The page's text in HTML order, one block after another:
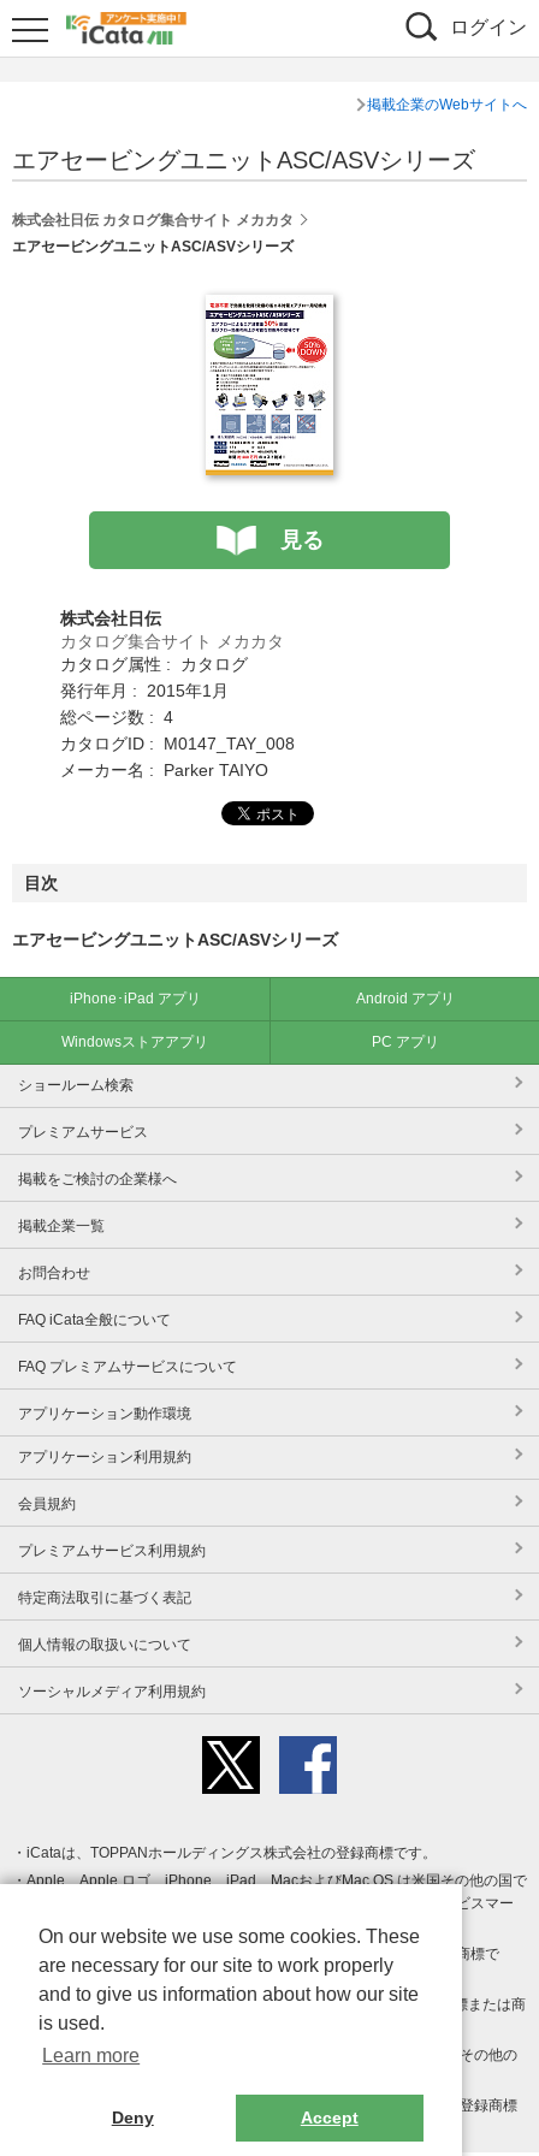
ログイン
掲載企業のWebサイトへ
エアセービングユニットASC/ASVシリーズ
株式会社日伝 カタログ集合サイト メカカタ
エアセービングユニットASC/ASVシリーズ
見る
株式会社日伝
カタログ集合サイト メカカタ
カタログ属性 : カタログ
発行年月 : 2015年1月
総ページ数 : 4
カタログID : M0147_TAY_008
メーカー名 : Parker TAIYO
目次
エアセービングユニットASC/ASVシリーズ
iPhone･iPad アプリ Android アプリ
Windowsストアアプリ PC アプリ
ショールーム検索
プレミアムサービス
掲載をご検討の企業様へ
掲載企業一覧
お問合わせ
FAQ iCata全般について
FAQ プレミアムサービスについて
アプリケーション動作環境
アプリケーション利用規約
会員規約
プレミアムサービス利用規約
特定商法取引に基づく表記
個人情報の取扱いについて
ソーシャルメディア利用規約
iCataは、TOPPANホールディングス株式会社の登録商標です。
Apple、Apple ロゴ、iPhone、iPad、MacおよびMac OS は米国その他の国で
登録された Apple Inc. の商標です。App Store は Apple Inc. のサービスマー
クです。
Android、Google Play および Google Play ロゴ は Google LLC の商標で
す。
Windows は Microsoft Inc.の米国およびその他の国における登録商標または商
標です。
Adobe、Adobe Reader、Adobe PDF は、Adobe Inc.の米国およびその他の
その他、記載されている会社名、商品名、ロゴは各社の商標または登録商標
On our website we use some cookies. These
are necessary for our site to work properly
and to give us information about how our site
is used.
Learn more
Deny Accept